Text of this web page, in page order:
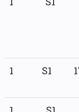
1 S1